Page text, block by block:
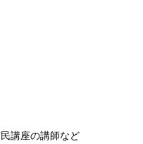
講座の講師など